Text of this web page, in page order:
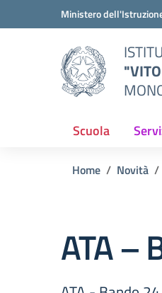
Vai ai contenuti
Vai al menu di navigazione
Ministero
Scuola
Home Novità
ATA –